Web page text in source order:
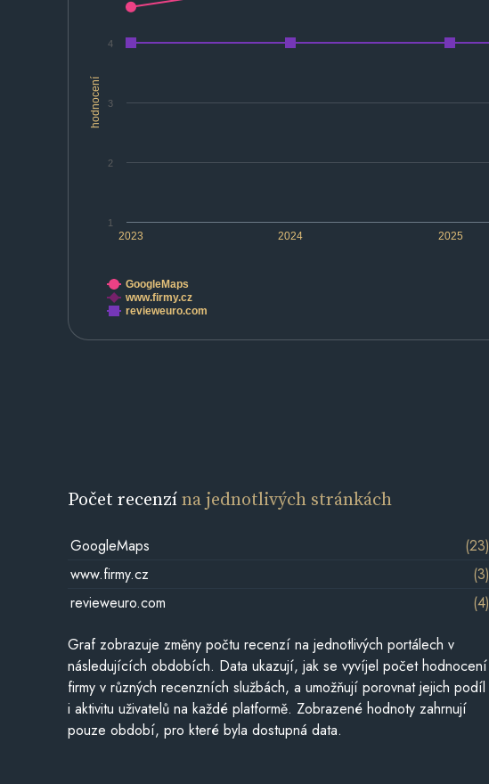
hodnocení
2023 2024 2025
1
2
3
4
GoogleMaps
www.firmy.cz
revieweuro.com
Počet recenzína jednotlivých stránkách
GoogleMaps
(23)
www.firmy.cz
(3)
revieweuro.com
(4)
Graf zobrazuje změny počtu recenzí na jednotlivých portálech v
následujících obdobích. Data ukazují, jak se vyvíjel počet hodnocení
firmy v různých recenzních službách, a umožňují porovnat jejich podíl
i aktivitu uživatelů na každé platformě. Zobrazené hodnoty zahrnují
pouze období, pro které byla dostupná data.